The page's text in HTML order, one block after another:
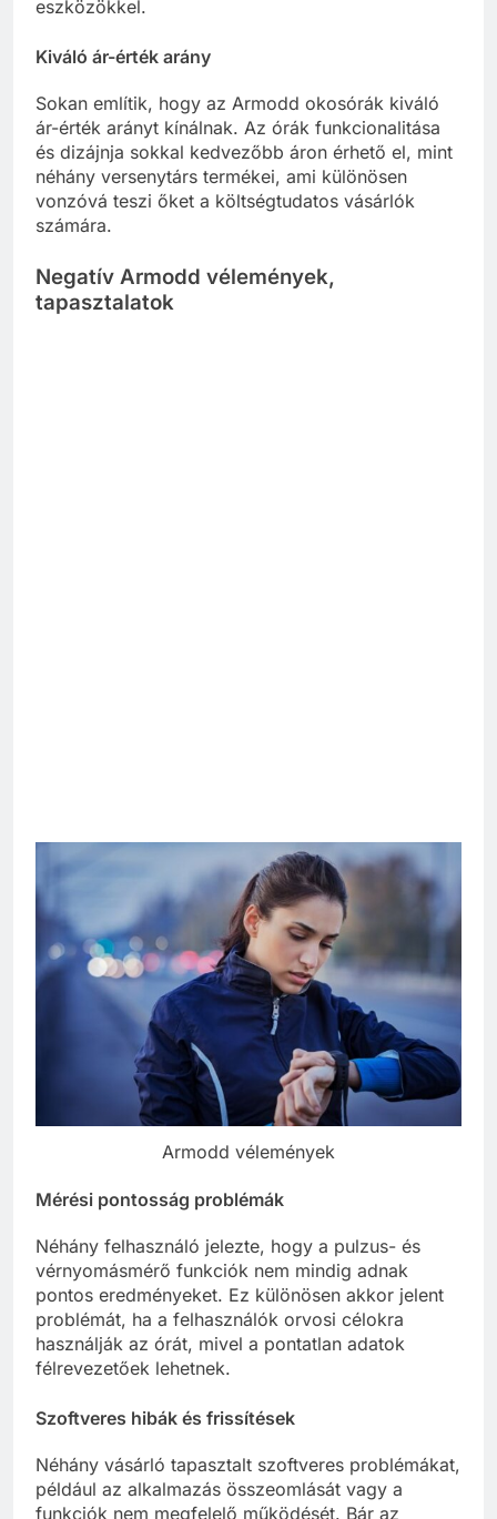
eszközökkel.
Kiváló ár-érték arány
Sokan említik, hogy az Armodd okosórák kiváló
ár-érték arányt kínálnak. Az órák funkcionalitása
és dizájnja sokkal kedvezőbb áron érhető el, mint
néhány versenytárs termékei, ami különösen
vonzóvá teszi őket a költségtudatos vásárlók
számára.
Negatív Armodd vélemények,
tapasztalatok
Armodd vélemények
Mérési pontosság problémák
Néhány felhasználó jelezte, hogy a pulzus- és
vérnyomásmérő funkciók nem mindig adnak
pontos eredményeket. Ez különösen akkor jelent
problémát, ha a felhasználók orvosi célokra
használják az órát, mivel a pontatlan adatok
félrevezetőek lehetnek.
Szoftveres hibák és frissítések
Néhány vásárló tapasztalt szoftveres problémákat,
például az alkalmazás összeomlását vagy a
funkciók nem megfelelő működését. Bár az